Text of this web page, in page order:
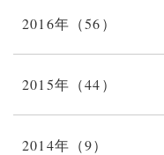
2016年（56）
2015年（44）
2014年（9）